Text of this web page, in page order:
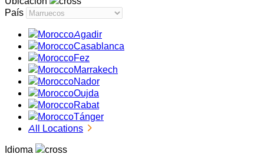
País
Agadir
Casablanca
Fez
Marrakech
Nador
Oujda
Rabat
Tánger
All Locations
Idioma